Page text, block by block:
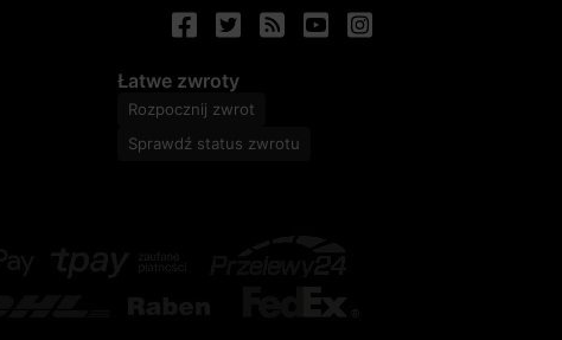
Łatwe zwroty
Rozpocznij zwrot
Sprawdź status zwrotu